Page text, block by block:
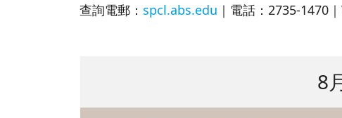
查詢電郵： spcl.abs.edu ｜電話：2735-1470
8